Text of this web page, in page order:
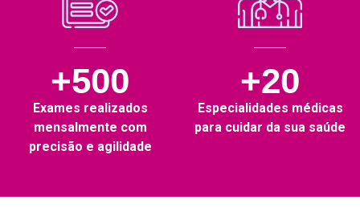
+500
Exames realizados
mensalmente com
precisão e agilidade
+20
Especialidades médicas
para cuidar da sua saúde